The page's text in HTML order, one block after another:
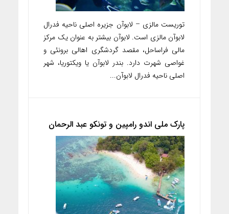
توریست مالزی – لابوآن جزیره اصلی ناحیه فدرال
لابوآن مالزی است. لابوآن بیشتر به عنوان یک مرکز
مالی فراساحل، مقصد گردشگری اهالی برونئی و
غواصی شهرت دارد. بندر لابوآن یا ویکتوریا، شهر
اصلی ناحیه فدرال لابوآن...
پارک ملی اندو رامپین و تونکو عبد الرحمان